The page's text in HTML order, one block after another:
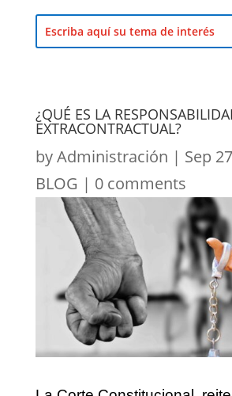
¿QUÉ ES LA
EXTRACONTRACTUAL?
byAdministración | Sep
BLOG | 0 comments